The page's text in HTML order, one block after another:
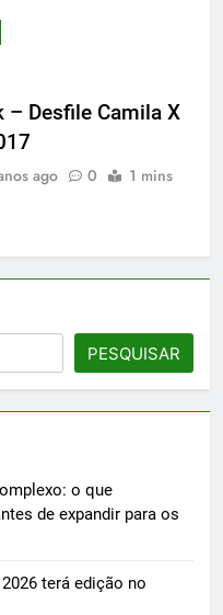
– Desfile Camila X
ago 0 1 mins
PESQUISAR
o que
de expandir para os
terá edição no